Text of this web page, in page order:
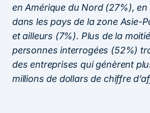
en Amérique du Nord (27%),
dans les pays de la zone Asie-
et ailleurs (7%). Plus de la
personnes interrogées (52%)
des entreprises qui génèrent
millions de dollars de chiffre